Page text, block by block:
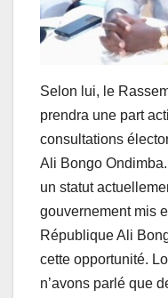
Selon lui, le
prendra une part
consultations
Ali Bongo
un statut
gouvernement mis
République Ali
cette opportunité.
n’avons parlé que